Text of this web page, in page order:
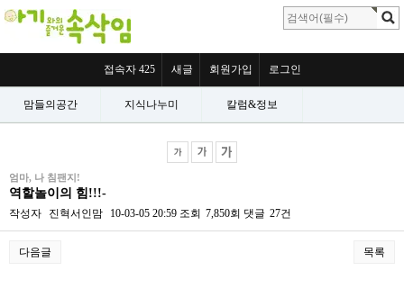
접속자 425 새글 회원가입 로그인
맘들의공간 지식나누미 칼럼&정보
엄마, 나 침팬지!
역할놀이의 힘!!!-
작성자 진혁서인맘 10-03-05 20:59 조회 7,850회 댓글 27건
다음글 목록